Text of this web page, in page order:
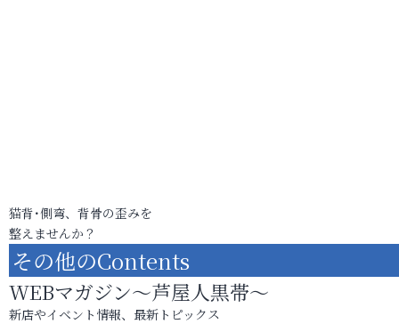
猫背･側弯、背骨の歪みを
整えませんか？
その他のContents
WEBマガジン～芦屋人黒帯～
新店やイベント情報、最新トピックス